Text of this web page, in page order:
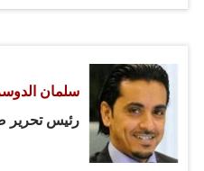
متفرقة في وسط الجزيرة
بحثا عن الرزق ولقمة
القبائل على الأخرى طمعاً في
الوطن عامل جذب للمحبة
ومختلفة كل منا همه نفسه
سلمان
رئيس تحرير